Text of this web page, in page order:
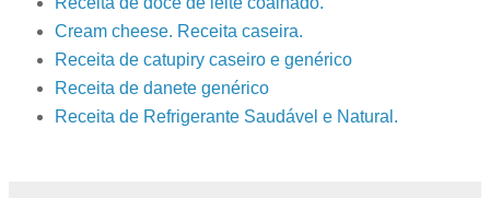
Cream cheese. Receita caseira.
Receita de catupiry caseiro e genérico
Receita de danete genérico
Receita de Refrigerante Saudável e Natural.